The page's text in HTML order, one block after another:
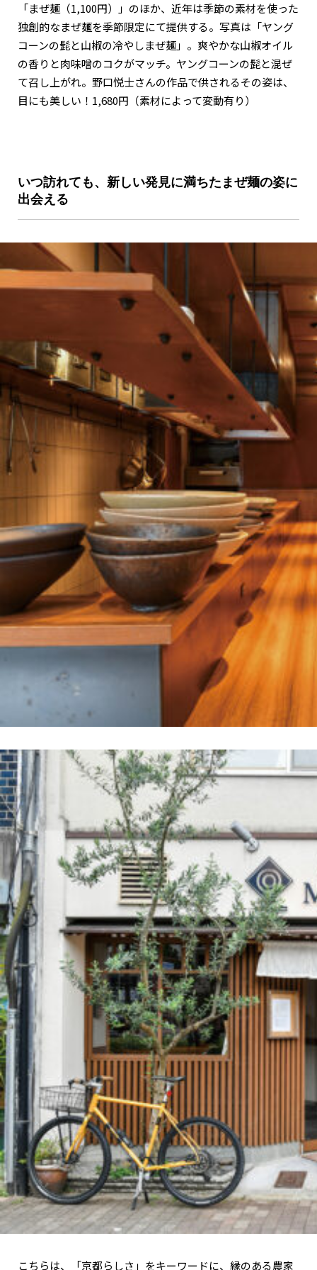
「まぜ麺（1,100円）」のほか、近年は季節の素材を使った
独創的なまぜ麺を季節限定にて提供する。写真は「ヤング
コーンの髭と山椒の冷やしまぜ麺」。爽やかな山椒オイル
の香りと肉味噌のコクがマッチ。ヤングコーンの髭と混ぜ
て召し上がれ。野口悦士さんの作品で供されるその姿は、
目にも美しい！1,680円（素材によって変動有り）
いつ訪れても、新しい発見に満ちたまぜ麺の姿に
出会える
こちらは、「京都らしさ」をキーワードに、縁のある農家